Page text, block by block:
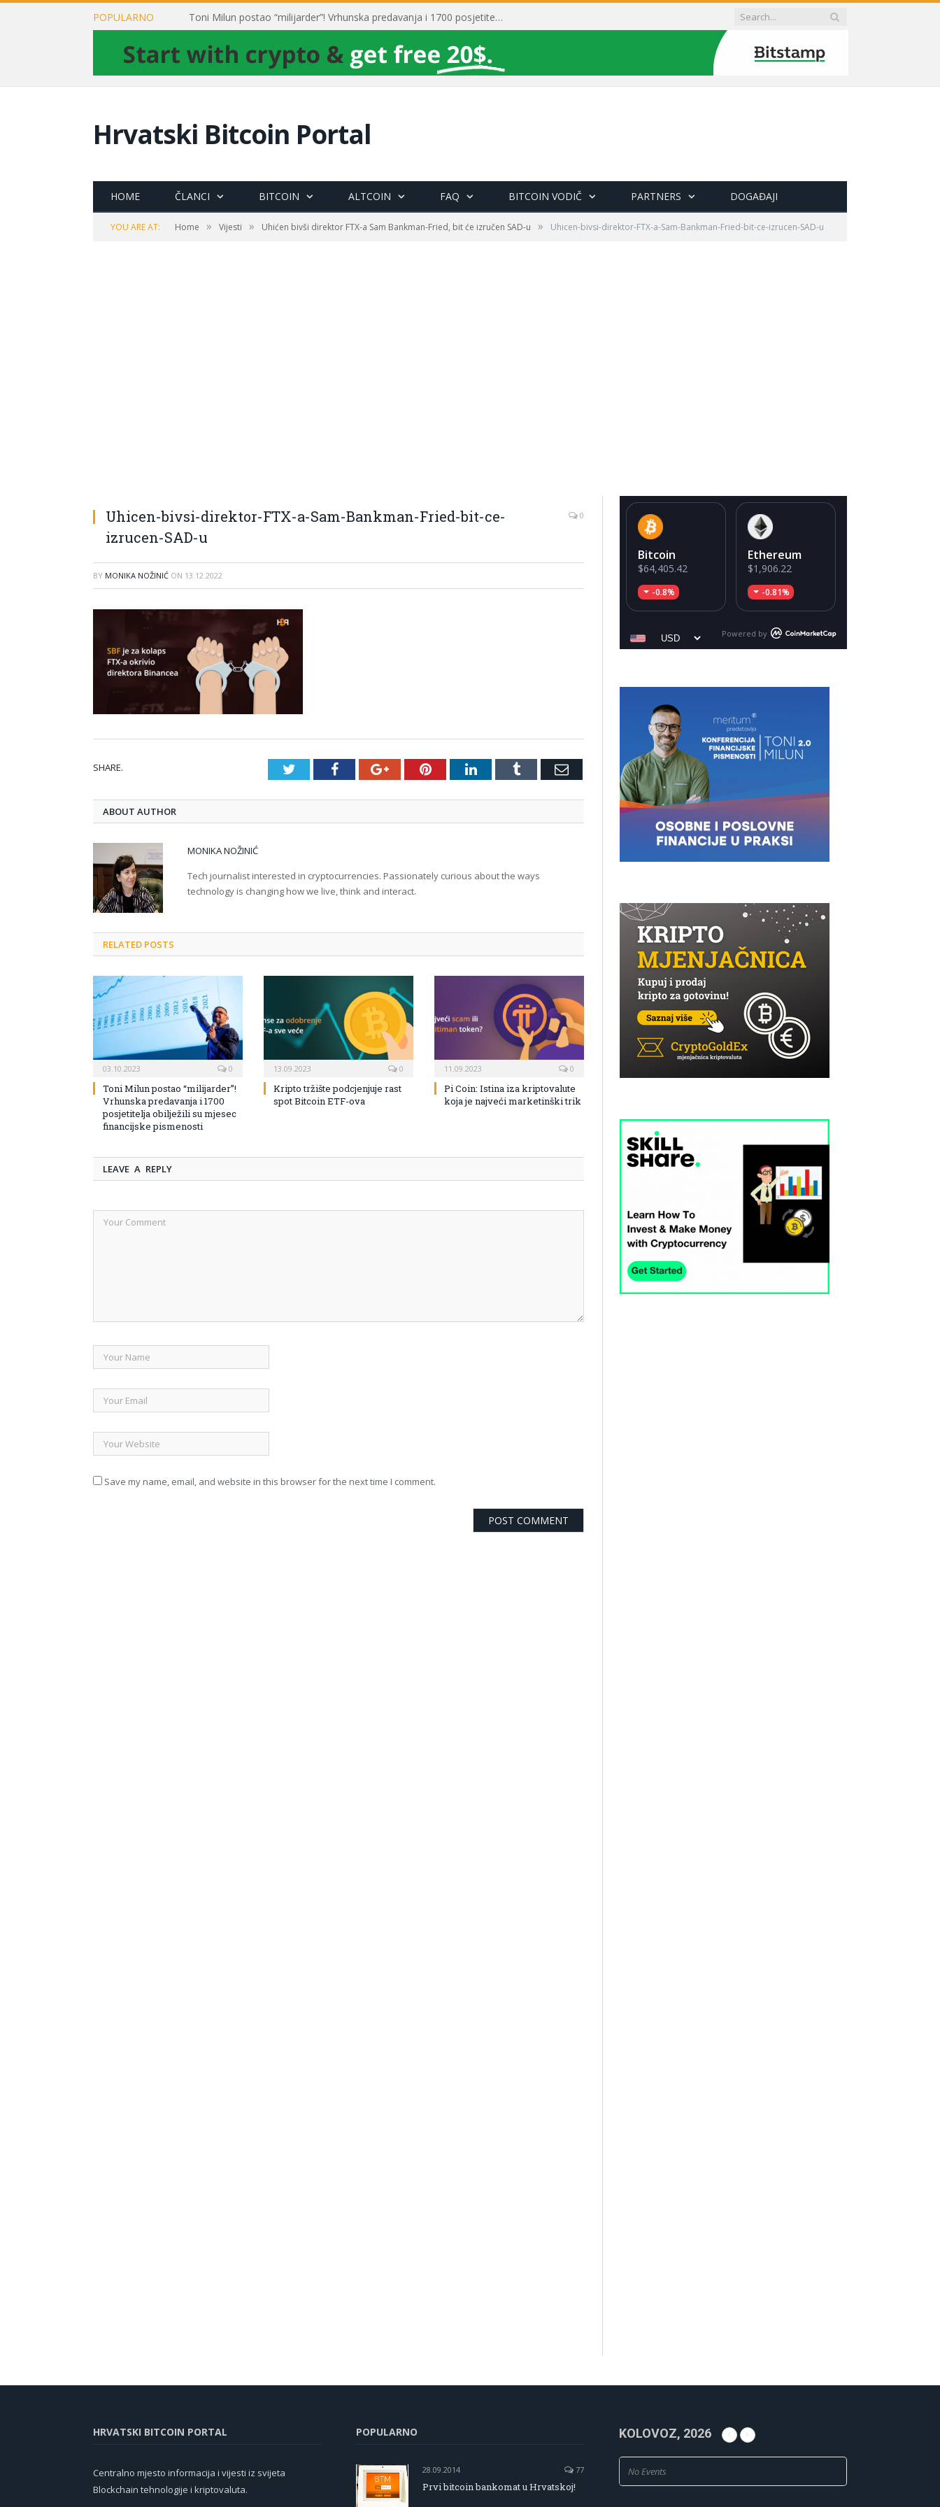
POPULARNO Toni Milun postao “milijarder”! Vrhunska predavanja i 1700 posjetitelja obilježili su mjesec financijske pismenosti
Hrvatski Bitcoin Portal
HOME ČLANCI BITCOIN ALTCOIN FAQ BITCOIN VODIČ PARTNERS DOGAĐAJI
YOU ARE AT: Home » Vijesti » Uhićen bivši direktor FTX-a Sam Bankman-Fried, bit će izručen SAD-u » Uhicen-bivsi-direktor-FTX-a-Sam-Bankman-Fried-bit-ce-izrucen-SAD-u
Uhicen-bivsi-direktor-FTX-a-Sam-Bankman-Fried-bit-ce-
izrucen-SAD-u
0
BY MONIKA NOŽINIĆ ON 13.12.2022
SHARE. TwitterFacebookGoogle+PinterestLinkedInTumblr Email
ABOUT AUTHOR
MONIKA NOŽINIĆ
Tech journalist interested in cryptocurrencies. Passionately curious about the ways
technology is changing how we live, think and interact.
RELATED POSTS
03.10.2023 0
Toni Milun postao “milijarder”!
Vrhunska predavanja i 1700
posjetitelja obilježili su mjesec
financijske pismenosti
13.09.2023 0
Kripto tržište podcjenjuje rast
spot Bitcoin ETF-ova
11.09.2023 0
Pi Coin: Istina iza kriptovalute
koja je najveći marketinški trik
LEAVE A REPLY
Save my name, email, and website in this browser for the next time I comment.
Bitcoin
$64,405.42
-0.8%
Ethereum
$1,906.22
-0.81%
Powered by
HRVATSKI BITCOIN PORTAL
Centralno mjesto informacija i vijesti iz svijeta
Blockchain tehnologije i kriptovaluta.
POPULARNO
28.09.2014 77
Prvi bitcoin bankomat u Hrvatskoj!
KOLOVOZ, 2026
No Events